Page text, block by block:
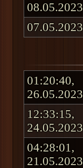
08.05.2023
07.05.2023
01:20:40,
26.05.2023
12:33:15,
24.05.2023
04:28:01,
21.05.2023